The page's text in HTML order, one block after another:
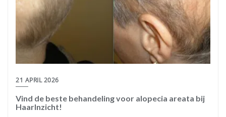
21 APRIL 2026
Vind de beste behandeling voor alopecia areata bij
HaarInzicht!